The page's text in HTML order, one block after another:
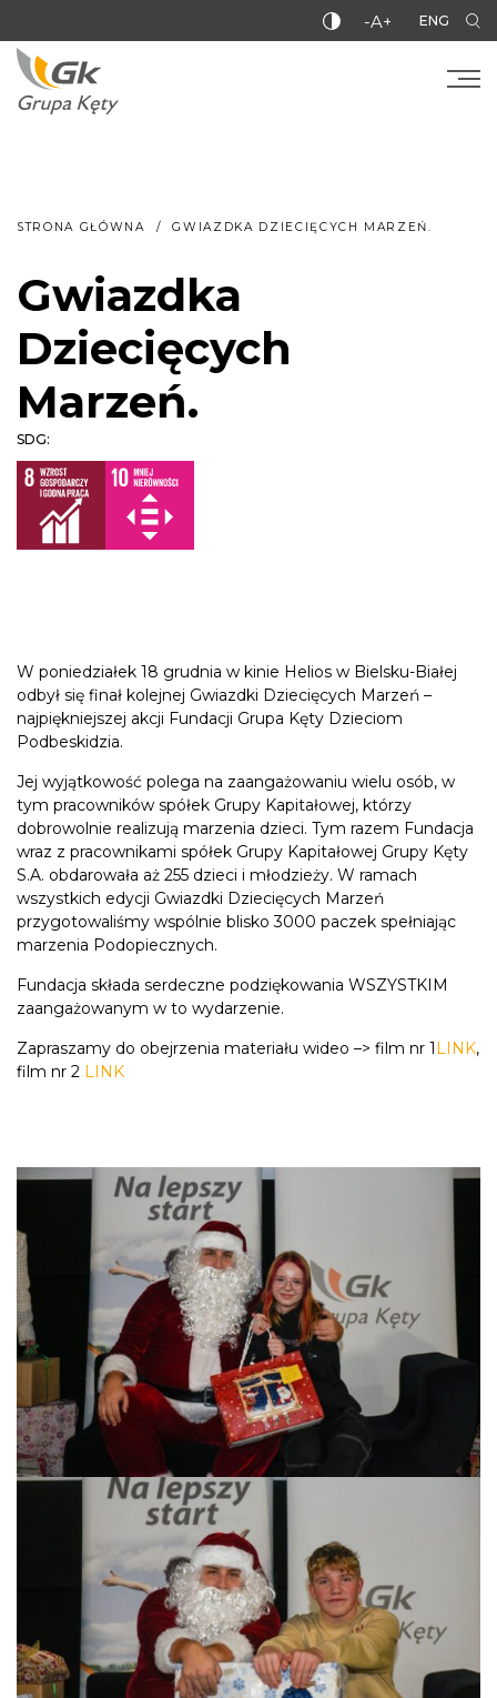
-A+ ENG
STRONA GŁÓWNA GWIAZDKA DZIECIĘCYCH MARZEŃ.
Gwiazdka
Dziecięcych
Marzeń.
SDG:
W poniedziałek 18 grudnia w kinie Helios w Bielsku-Białej
odbył się finał kolejnej Gwiazdki Dziecięcych Marzeń –
najpiękniejszej akcji Fundacji Grupa Kęty Dzieciom
Podbeskidzia.
Jej wyjątkowość polega na zaangażowaniu wielu osób, w
tym pracowników spółek Grupy Kapitałowej, którzy
dobrowolnie realizują marzenia dzieci. Tym razem Fundacja
wraz z pracownikami spółek Grupy Kapitałowej Grupy Kęty
S.A. obdarowała aż 255 dzieci i młodzieży. W ramach
wszystkich edycji Gwiazdki Dziecięcych Marzeń
przygotowaliśmy wspólnie blisko 3000 paczek spełniając
marzenia Podopiecznych.
Fundacja składa serdeczne podziękowania WSZYSTKIM
zaangażowanym w to wydarzenie.
Zapraszamy do obejrzenia materiału wideo –> film nr 1LINK,
film nr 2 LINK